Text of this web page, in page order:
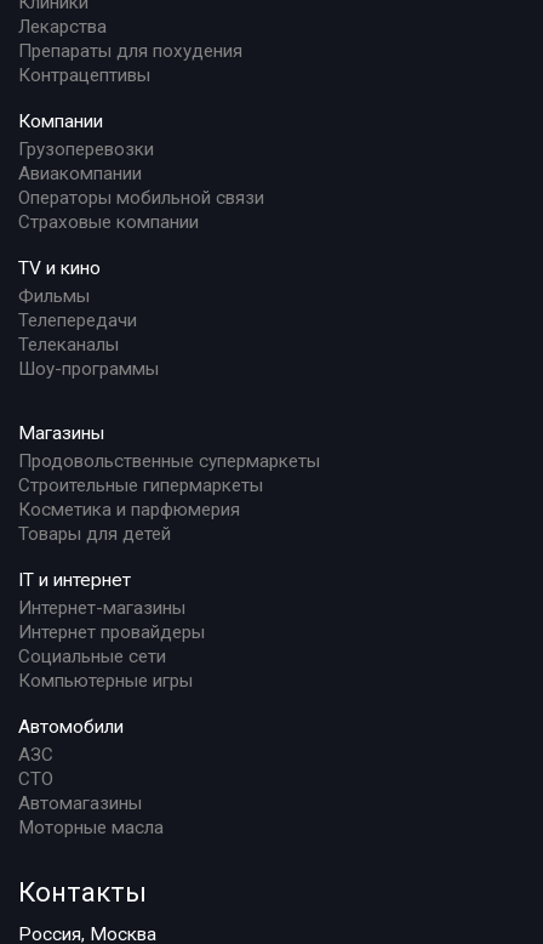
Лекарства
Препараты для похудения
Контрацептивы
Компании
Грузоперевозки
Авиакомпании
Операторы мобильной связи
Страховые компании
TV и кино
Фильмы
Телепередачи
Телеканалы
Шоу-программы
Магазины
Продовольственные супермаркеты
Строительные гипермаркеты
Косметика и парфюмерия
Товары для детей
IT и интернет
Интернет-магазины
Интернет провайдеры
Социальные сети
Компьютерные игры
Автомобили
АЗС
СТО
Автомагазины
Моторные масла
Контакты
Россия, Москва